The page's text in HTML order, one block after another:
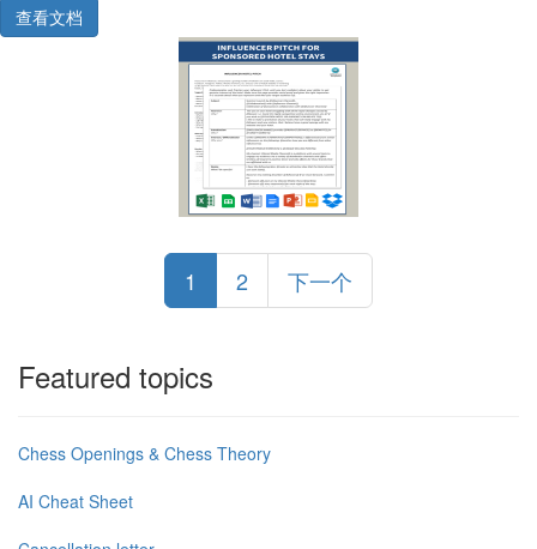
查看文档
1 2 下一个
Featured topics
Chess Openings & Chess Theory
AI Cheat Sheet